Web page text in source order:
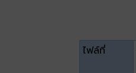
ไฟล์ที่